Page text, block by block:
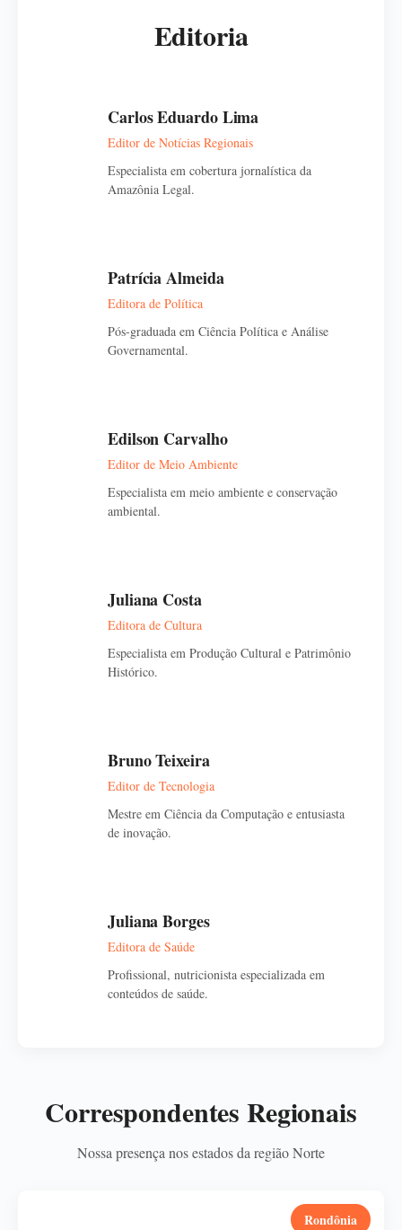
Editoria
Carlos Eduardo Lima
Editor de Notícias Regionais
Especialista em cobertura jornalística da
Amazônia Legal.
Patrícia Almeida
Editora de Política
Pós-graduada em Ciência Política e Análise
Governamental.
Edilson Carvalho
Editor de Meio Ambiente
Especialista em meio ambiente e conservação
ambiental.
Juliana Costa
Editora de Cultura
Especialista em Produção Cultural e Patrimônio
Histórico.
Bruno Teixeira
Editor de Tecnologia
Mestre em Ciência da Computação e entusiasta
de inovação.
Juliana Borges
Editora de Saúde
Profissional, nutricionista especializada em
conteúdos de saúde.
Correspondentes Regionais
Nossa presença nos estados da região Norte
Rondônia